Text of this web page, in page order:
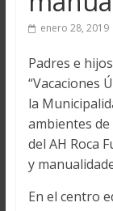
enero 28, 2019
Padres e
“Vacaciones
la
ambientes de
del AH Roca
y
En el centro